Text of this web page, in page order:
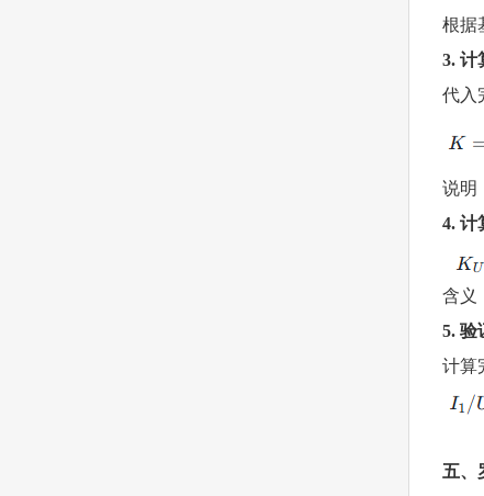
根据
3. 计
代入
说明
4. 计
含义
5. 验
计算
五、